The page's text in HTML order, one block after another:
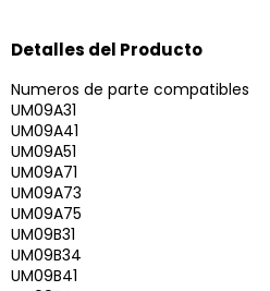
Detalles del Producto
Numeros de parte compatibles
UM09A31
UM09A41
UM09A51
UM09A71
UM09A73
UM09A75
UM09B31
UM09B34
UM09B41